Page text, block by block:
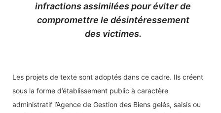
infractions assimilées pour éviter de
compromettre le désintéressement
des victimes.
Les projets de texte sont adoptés dans ce cadre. Ils créent
sous la forme d’établissement public à caractère
administratif l’Agence de Gestion des Biens gelés, saisis ou